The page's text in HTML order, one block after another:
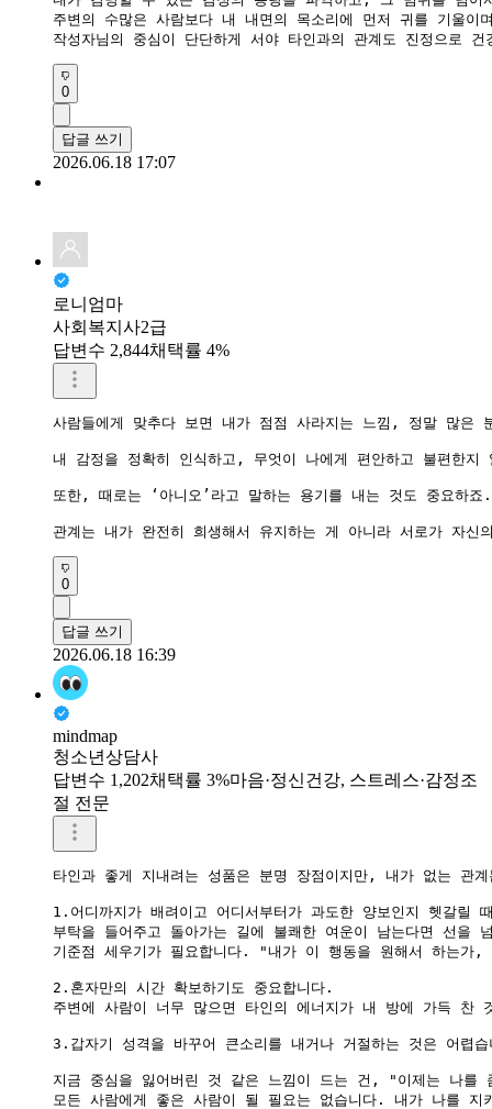
주변의 수많은 사람보다 내 내면의 목소리에 먼저 귀를 기울이
작성자님의 중심이 단단하게 서야 타인과의 관계도 진정으로
0
답글 쓰기
2026.06.18 17:07
로니엄마
사회복지사2급
답변수 2,844채택률 4%
사람들에게 맞추다 보면 내가 점점 사라지는 느낌, 정말 많
내 감정을 정확히 인식하고, 무엇이 나에게 편안하고 불편한
또한, 때로는 ‘아니오’라고 말하는 용기를 내는 것도 중요하
관계는 내가 완전히 희생해서 유지하는 게 아니라 서로가 자
0
답글 쓰기
2026.06.18 16:39
mindmap
청소년상담사
답변수 1,202채택률 3%마음·정신건강, 스트레스·감정조
절 전문
타인과 좋게 지내려는 성품은 분명 장점이지만, 내가 없는 관
​1.어디까지가 배려이고 어디서부터가 과도한 양보인지 헷갈릴
부탁을 들어주고 돌아가는 길에 불쾌한 여운이 남는다면 선을
기준점 세우기가 필요합니다. "내가 이 행동을 원해서 하는가
​2.혼자만의 시간 확보하기도 중요합니다.
주변에 사람이 너무 많으면 타인의 에너지가 내 방에 가득
3.갑자기 성격을 바꾸어 큰소리를 내거나 거절하는 것은 어
지금 중심을 잃어버린 것 같은 느낌이 드는 건, "이제는 나를
모든 사람에게 좋은 사람이 될 필요는 없습니다. 내가 나를